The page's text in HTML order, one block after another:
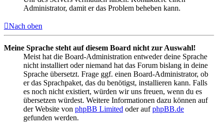
Administrator, damit er das Problem beheben kann.
Nach oben
Meine Sprache steht auf diesem Board nicht zur Auswahl!
Meist hat die Board-Administration entweder deine Sprache
nicht installiert oder niemand hat das Forum bislang in deine
Sprache übersetzt. Frage ggf. einen Board-Administrator, ob
er das Sprachpaket, das du benötigst, installieren kann. Falls
es noch nicht existiert, würden wir uns freuen, wenn du es
übersetzen würdest. Weitere Informationen dazu können auf
der Website von phpBB Limited oder aufphpBB.de
gefunden werden.